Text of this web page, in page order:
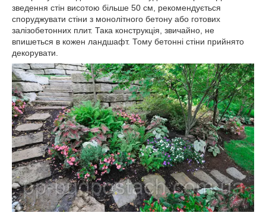
зведення стін висотою більше 50 см, рекомендується
споруджувати стіни з монолітного бетону або готових
залізобетонних плит. Така конструкція, звичайно, не
впишеться в кожен ландшафт. Тому бетонні стіни прийнято
декорувати.